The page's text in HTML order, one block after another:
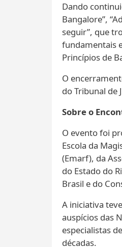
Dando
Bangalore”,
seguir”, que
fundamentais
Princípios de
O
do Tribunal de
Sobre o
O evento foi
Escola da
(Emarf), da
do Estado do
Brasil e do
A iniciativa
auspícios das
especialistas
décadas.